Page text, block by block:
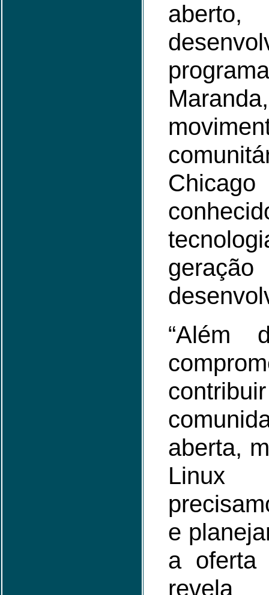
aberto,
“Além
aberta,
e
a oferta
revela